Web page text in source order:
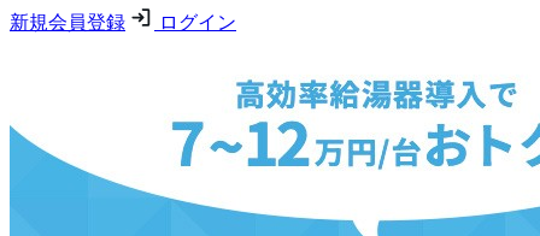
新規会員登録 ログイン